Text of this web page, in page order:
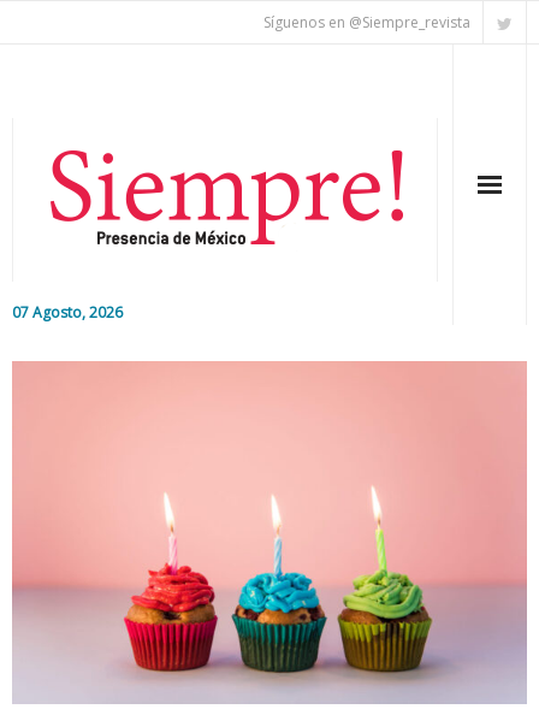
Síguenos en @Siempre_revista
07 Agosto, 2026
Colaboradores
Internacional